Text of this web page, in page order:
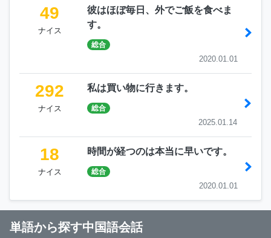
49
ナイス
彼はほぼ毎日、外でご飯を食べま
す。
総合
2020.01.01
292
ナイス
私は買い物に行きます。
総合
2025.01.14
18
ナイス
時間が経つのは本当に早いです。
総合
2020.01.01
単語から探す中国語会話